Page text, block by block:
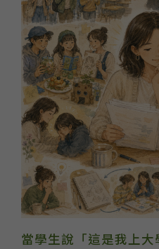
當學生說「這是我上大